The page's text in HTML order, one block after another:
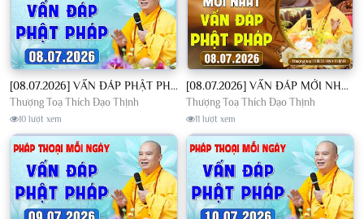
[08.07.2026] VẤN ĐÁP PHẬT PHÁP - Nghe Thầy giảng Pháp mỗi ngày CÔNG ĐỨC VÔ LƯỢNG│TT. Thích Đạo Thịnh
Thượng Toạ Thích Đạo Thịnh
10 lượt xem
[08.07.2026] VẤN ĐÁP MỚI NHẤT - Pháp Hội Địa Tạng Chùa Khai Nguyên | TT. Thích Đạo Thịnh
Thượng Toạ Thích Đạo Thịnh
11 lượt xem